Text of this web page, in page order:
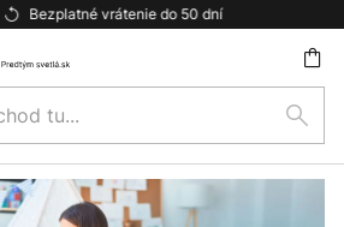
Bezplatné vrátenie do 50 dní